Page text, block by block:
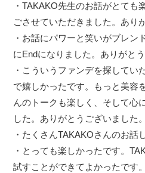
・TAKAKO先生のお話がとても
ごさせていただきました。あり
・お話にパワーと笑いがブレン
にEndになりました。ありがとう
・こういうファンデを探してい
で嬉しかったです。もっと美容
んのトークも楽しく、そして心
した。ありがとうございました。
・たくさんTAKAKOさんのお話
・とっても楽しかったです。
試すことができてよかったです。